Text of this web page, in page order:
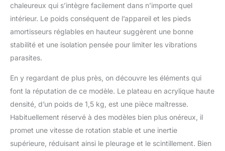
efficacement les
vibrations indésirables,
offrant un son plus
spatial avec des basses
serrées, un médium riche
vitesse : le moteur isolé
réduit vibrations et bruits
parasites, tandis que le
système de régulation
stable du plateau avec
un wow et flutter de
chaleureux qui s’intègre facilement dans n’importe quel
intérieur. Le poids conséquent de l’appareil et les pieds
amortisseurs réglables en hauteur suggèrent une bonne
stabilité et une isolation pensée pour limiter les vibrations
parasites.
En y regardant de plus près, on découvre les éléments qui
font la réputation de ce modèle. Le plateau en acrylique haute
densité, d’un poids de 1,5 kg, est une pièce maîtresse.
Habituellement réservé à des modèles bien plus onéreux, il
promet une vitesse de rotation stable et une inertie
supérieure, réduisant ainsi le pleurage et le scintillement. Bien